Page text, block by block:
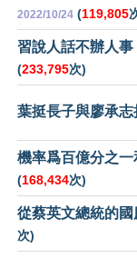
2022/10/24 (119,805
習說人話不辦人
(233,795次)
葉挺長子與廖承
機率爲百億分之
(168,434次)
從蔡英文總統的
次)